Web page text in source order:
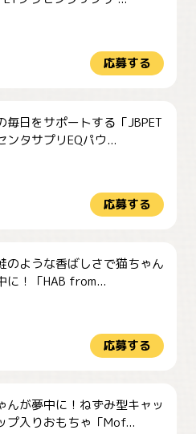
応募する
毎日をサポートする「JBPET
ンタサプリEQパウ...
応募する
のような香ばしさで猫ちゃん
に！「HAB from...
応募する
んが夢中に！ねずみ型キャッ
プ入りおもちゃ「Mof...